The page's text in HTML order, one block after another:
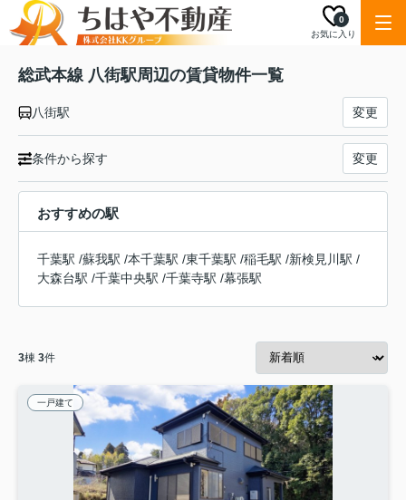
お気に入り
0
総武本線 八街駅周辺の賃貸物件一覧
八街駅 変更
条件から探す 変更
おすすめの駅
千葉駅 /蘇我駅 /本千葉駅 /東千葉駅 /稲毛駅 /新検見川駅 /
大森台駅 /千葉中央駅 /千葉寺駅 /幕張駅
3棟 3件
一戸建て